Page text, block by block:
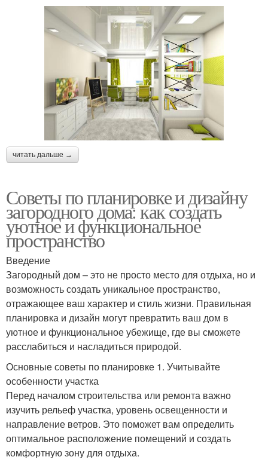
читать дальше →
Советы по планировке и дизайну
загородного дома: как создать
уютное и функциональное
пространство
Введение
Загородный дом – это не просто место для отдыха, но и
возможность создать уникальное пространство,
отражающее ваш характер и стиль жизни. Правильная
планировка и дизайн могут превратить ваш дом в
уютное и функциональное убежище, где вы сможете
расслабиться и насладиться природой.
Основные советы по планировке 1. Учитывайте
особенности участка
Перед началом строительства или ремонта важно
изучить рельеф участка, уровень освещенности и
направление ветров. Это поможет вам определить
оптимальное расположение помещений и создать
комфортную зону для отдыха.